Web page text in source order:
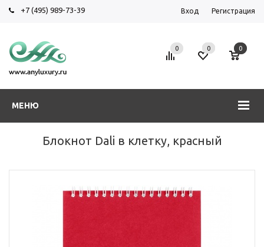
+7 (495) 989-73-39 Вход Регистрация
МЕНЮ
0 0 0
Блокнот Dali в клетку, красный